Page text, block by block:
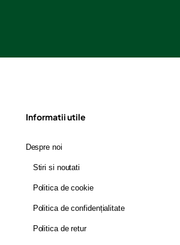
Informatii utile
Despre noi
Stiri si noutati
Politica de cookie
Politica de confidențialitate
Politica de retur